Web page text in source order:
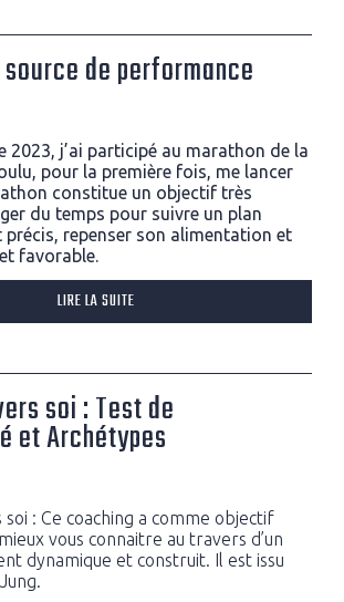
de performance
2023, j’ai participé au marathon de la
pour la première fois, me lancer
constitue un objectif très
du temps pour suivre un plan
précis, repenser son alimentation et
favorable.
LIRE LA SUITE
soi : Test de
et Archétypes
soi : Ce coaching a comme objectif
vous connaitre au travers d’un
dynamique et construit. Il est issu